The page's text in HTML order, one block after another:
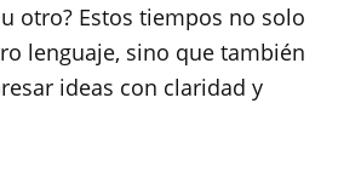
otro? Estos tiempos no solo
lenguaje, sino que también
ideas con claridad y